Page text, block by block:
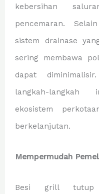
kebersihan
pencemaran.
sistem drainase
sering membawa
dapat
langkah-langkah
ekosistem
berkelanjutan.
Mempermudah
Besi grill tutup